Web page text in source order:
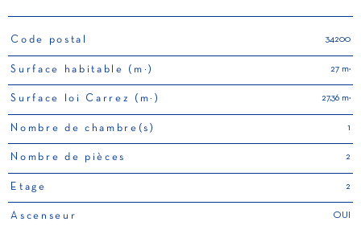
TRAD_PAMPERO_Caracteristique
Code postal 34200
Surface habitable (m²) 27 m²
Surface loi Carrez (m²) 27,36 m²
Nombre de chambre(s) 1
Nombre de pièces 2
Etage 2
Ascenseur OUI